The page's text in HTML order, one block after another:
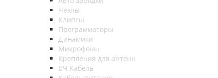
Чехлы
Клипсы
Программаторы
Динамики
Микрофоны
Крепления для антенн
ВЧ Кабель